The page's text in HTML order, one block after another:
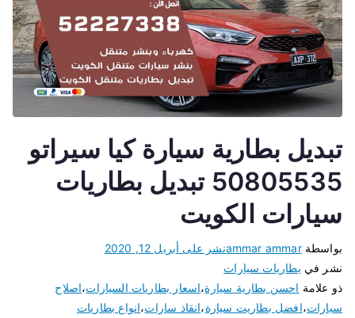
تبديل بطارية سيارة كيا سيراتو
50805535 تبديل بطاريات
سيارات الكويت
بواسطةammar ammarنشر على أبريل 12, 2020
نشر في بطاريات سيارات
ذو علامة احسن بطارية سيارة،اسعار بطاريات السيارات،اصلاح
سيارات،افضل بطاريت سيارة،انقاذ سارات،انواع بطاريات